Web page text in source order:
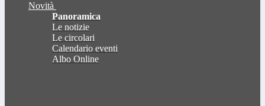
Novità
Panoramica
Le notizie
Le circolari
Calendario eventi
Albo Online